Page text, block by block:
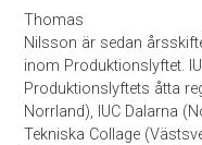
Thomas
Nilsson är sedan
inom Produktionslyftet.
Produktionslyftets åtta
Norrland), IUC Dalarna
Tekniska Collage